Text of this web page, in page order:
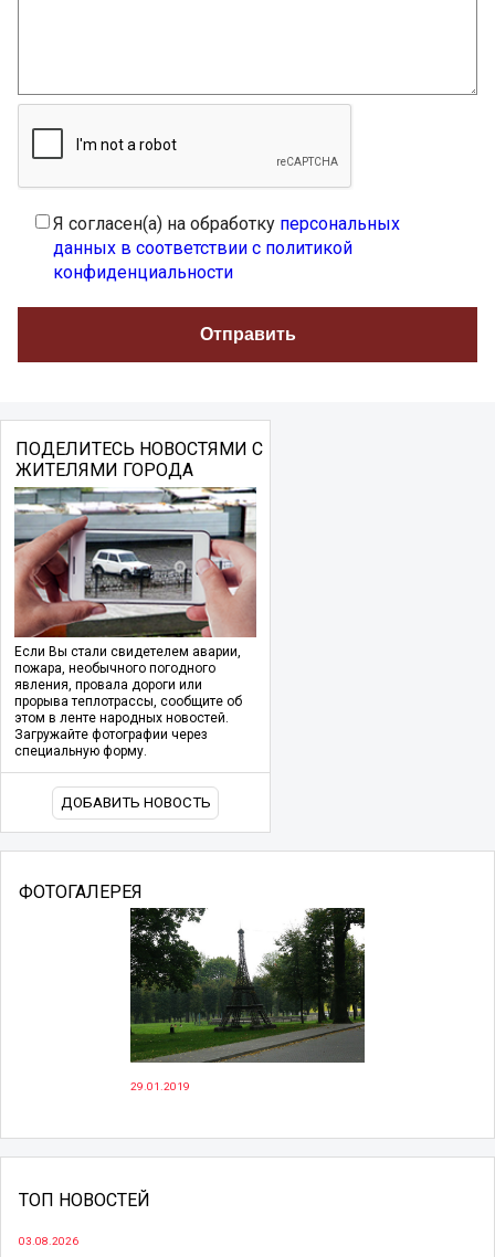
Я согласен(а) на обработку персональных
данных в соответствии с политикой
конфиденциальности
ПОДЕЛИТЕСЬ НОВОСТЯМИ С
ЖИТЕЛЯМИ ГОРОДА
Если Вы стали свидетелем аварии,
пожара, необычного погодного
явления, провала дороги или
прорыва теплотрассы, сообщите об
этом в ленте народных новостей.
Загружайте фотографии через
специальную форму.
ДОБАВИТЬ НОВОСТЬ
ФОТОГАЛЕРЕЯ
29.01.2019
ТОП НОВОСТЕЙ
03.08.2026